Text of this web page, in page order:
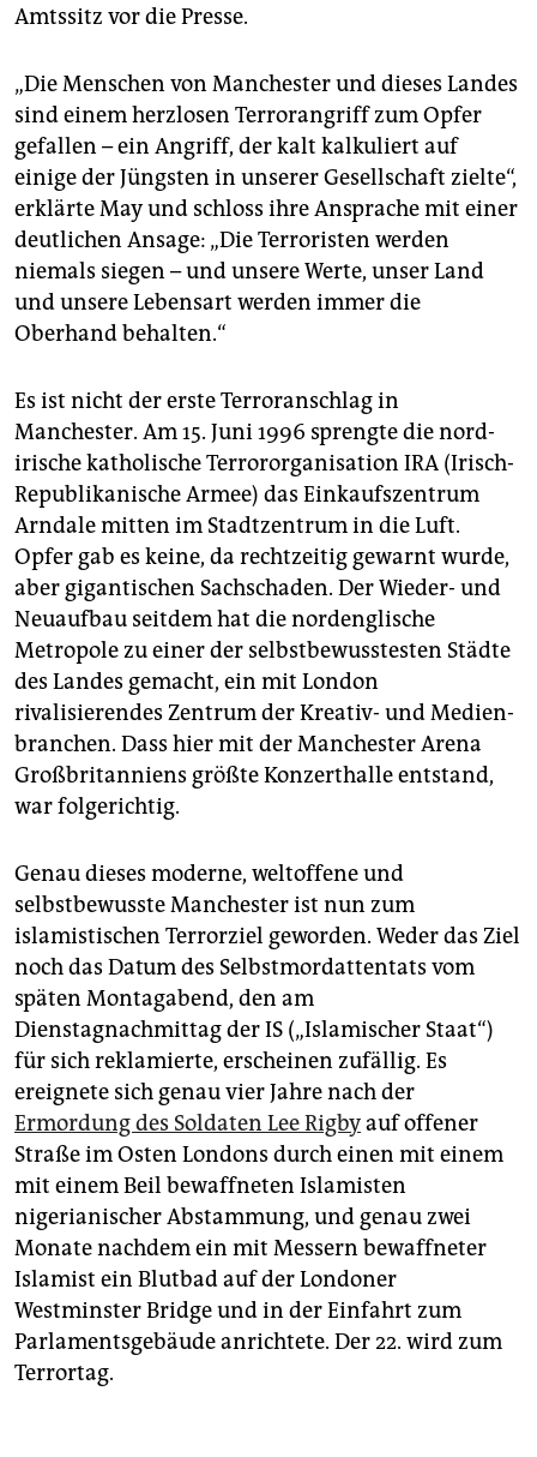
Amtssitz vor die Presse.
„Die Menschen von Manchester und dieses Landes
sind einem herzlosen Terrorangriff zum Opfer
gefallen – ein Angriff, der kalt kalkuliert auf
einige der Jüngsten in unserer Gesellschaft zielte“,
erklärte May und schloss ihre Ansprache mit einer
deutlichen Ansage: „Die Terroristen werden
niemals siegen – und unsere Werte, unser Land
und unsere Lebensart werden immer die
Oberhand behalten.“
Es ist nicht der erste Terroranschlag in
Manchester. Am 15. Juni 1996 sprengte die nord­
irische katholische Terrororganisation IRA (Irisch-
Republikanische Armee) das Einkaufszentrum
Arndale mitten im Stadtzentrum in die Luft.
Opfer gab es keine, da rechtzeitig gewarnt wurde,
aber gigantischen Sachschaden. Der Wieder- und
Neuaufbau seitdem hat die nordenglische
Metropole zu einer der selbstbewusstesten Städte
des Landes gemacht, ein mit London
rivalisierendes Zentrum der Kreativ- und Me­dien­
branchen. Dass hier mit der Manchester Arena
Großbritanniens größte Konzerthalle entstand,
war folgerichtig.
Genau dieses moderne, weltoffene und
selbstbewusste Manchester ist nun zum
islamistischen Terrorziel geworden. Weder das Ziel
noch das Datum des Selbstmordattentats vom
späten Montagabend, den am
Dienstagnachmittag der IS („Islamischer Staat“)
für sich reklamierte, erscheinen zufällig. Es
ereignete sich genau vier Jahre nach der
Ermordung des Soldaten Lee Rigbyauf offener
Straße im Osten Londons durch einen mit einem
mit einem Beil bewaffneten Islamisten
nigerianischer Abstammung, und genau zwei
Monate nachdem ein mit Messern bewaffneter
Islamist ein Blutbad auf der Londoner
Westminster Bridge und in der Einfahrt zum
Parlamentsgebäude anrichtete. Der 22. wird zum
Terrortag.